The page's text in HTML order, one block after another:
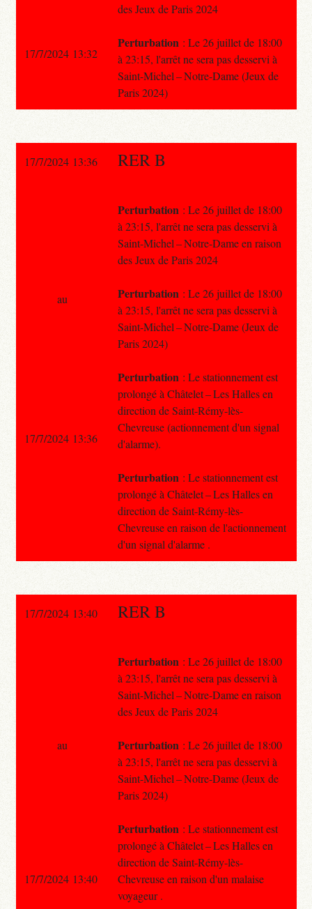
des Jeux de Paris 2024
Perturbation : Le 26 juillet de 18:00
à 23:15, l'arrêt ne sera pas desservi à
Saint-Michel – Notre-Dame (Jeux de
Paris 2024)
17/7/2024 13:32
17/7/2024 13:36 RER B
Perturbation : Le 26 juillet de 18:00
à 23:15, l'arrêt ne sera pas desservi à
Saint-Michel – Notre-Dame en raison
des Jeux de Paris 2024
Perturbation : Le 26 juillet de 18:00
à 23:15, l'arrêt ne sera pas desservi à
Saint-Michel – Notre-Dame (Jeux de
Paris 2024)
Perturbation : Le stationnement est
prolongé à Châtelet – Les Halles en
direction de Saint-Rémy-lès-
Chevreuse (actionnement d'un signal
d'alarme).
Perturbation : Le stationnement est
prolongé à Châtelet – Les Halles en
direction de Saint-Rémy-lès-
Chevreuse en raison de l'actionnement
d'un signal d'alarme .
au
17/7/2024 13:36
17/7/2024 13:40 RER B
Perturbation : Le 26 juillet de 18:00
à 23:15, l'arrêt ne sera pas desservi à
Saint-Michel – Notre-Dame en raison
des Jeux de Paris 2024
Perturbation : Le 26 juillet de 18:00
à 23:15, l'arrêt ne sera pas desservi à
Saint-Michel – Notre-Dame (Jeux de
Paris 2024)
Perturbation : Le stationnement est
prolongé à Châtelet – Les Halles en
direction de Saint-Rémy-lès-
Chevreuse en raison d'un malaise
voyageur .
au
17/7/2024 13:40